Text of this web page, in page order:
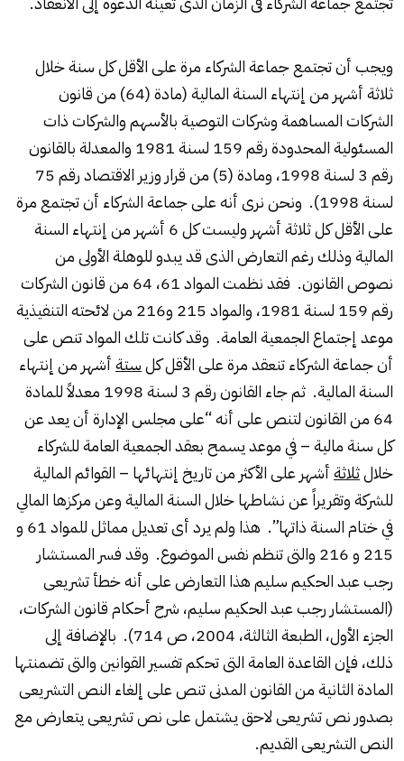
ويجب أن تجتمع جماعة الشركاء مرة على الأقل كل سنة خلال
ثلاثة أشهر من إنتهاء السنة المالية (مادة (64) من قانون
الشركات المساهمة وشركات التوصية بالأسهم والشركات ذات
المسئولية المحدودة رقم 159 لسنة 1981 والمعدلة بالقانون
رقم 3 لسنة 1998، ومادة (5) من قرار وزير الاقتصاد رقم 75
لسنة 1998). ونحن نرى أنه على جماعة الشركاء أن تجتمع مرة
على الأقل كل ثلاثة أشهر وليست كل 6 أشهر من إنتهاء السنة
المالية وذلك رغم التعارض الذى قد يبدو للوهلة الأولى من
نصوص القانون. فقد نظمت المواد 61، 64 من قانون الشركات
رقم 159 لسنة 1981، والمواد 215 و216 من لائحته التنفيذية
موعد إجتماع الجمعية العامة. وقد كانت تلك المواد تنص على
أن جماعة الشركاء تنعقد مرة على الأقل كلستةأشهر من إنتهاء
السنة المالية. ثم جاء القانون رقم 3 لسنة 1998 معدلاً للمادة
64 من القانون لتنص على أنه “على مجلس الإدارة أن يعد عن
كل سنة مالية – في موعد يسمح بعقد الجمعية العامة للشركاء
خلالثلاثةأشهر على الأكثر من تاريخ إنتهائها – القوائم المالية
للشركة وتقريراً عن نشاطها خلال السنة المالية وعن مركزها المالي
في ختام السنة ذاتها”. هذا ولم يرد أى تعديل مماثل للمواد 61 و
215 و 216 والتى تنظم نفس الموضوع. وقد فسر المستشار
رجب عبد الحكيم سليم هذا التعارض على أنه خطأ تشريعى
(المستشار رجب عبد الحكيم سليم، شرح أحكام قانون الشركات،
الجزء الأول، الطبعة الثالثة، 2004، ص 714). بالإضافة إلى
ذلك، فإن القاعدة العامة التى تحكم تفسير القوانين والتى تضمنتها
المادة الثانية من القانون المدنى تنص على إلغاء النص التشريعى
بصدور نص تشريعى لاحق يشتمل على نص تشريعى يتعارض مع
النص التشريعى القديم.